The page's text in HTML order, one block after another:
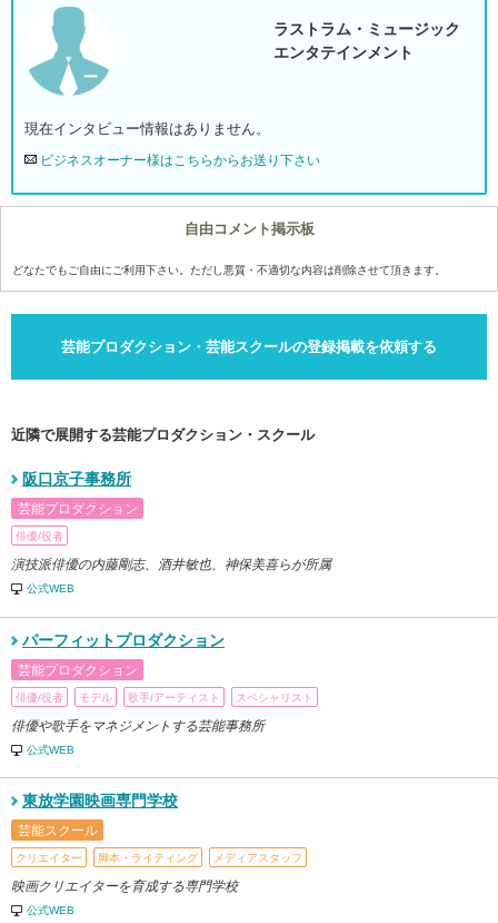
ラストラム・ミュージック
エンタテインメント
現在インタビュー情報はありません。
ビジネスオーナー様はこちらからお送り下さい
自由コメント掲示板
どなたでもご自由にご利用下さい。ただし悪質・不適切な内容は削除させて頂きます。
芸能プロダクション・芸能スクールの登録掲載を依頼する
近隣で展開する芸能プロダクション・スクール
阪口京子事務所
芸能プロダクション
俳優/役者
演技派俳優の内藤剛志、酒井敏也、神保美喜らが所属
公式WEB
パーフィットプロダクション
芸能プロダクション
俳優/役者 モデル 歌手/アーティスト スペシャリスト
俳優や歌手をマネジメントする芸能事務所
公式WEB
東放学園映画専門学校
芸能スクール
クリエイター 脚本・ライティング メディアスタッフ
映画クリエイターを育成する専門学校
公式WEB